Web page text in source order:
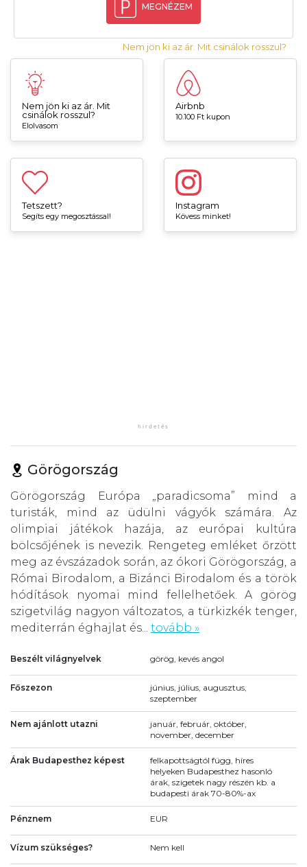
MEGNÉZEM
Nem jön ki az ár. Mit csinálok rosszul?
Nem jön ki az ár. Mit
csinálok rosszul?
Elolvasom
Airbnb
10.100 Ft kupon
Tetszett?
Segíts egy megosztással!
Instagram
Kövess minket!
Görögország
Görögország Európa „paradicsoma” mind a
turisták, mind az üdülni vágyók számára. Az
olimpiai játékok hazája, az európai kultúra
bölcsőjének is nevezik. Rengeteg emléket őrzött
meg az évszázadok során, az ókori Görögország, a
Római Birodalom, a Bizánci Birodalom és a török
hódítások nyomai mind fellelhetőek. A görög
szigetvilág nagyon változatos, a türkizkék tenger,
mediterrán éghajlat és... tovább »
Beszélt világnyelvek görög, kevés angol
Főszezon
június, július, augusztus,
szeptember
Nem ajánlott utazni
január, február, október,
november, december
Árak Budapesthez képest
felkapottságtól függ, híres
helyeken Budapesthez hasonló
árak, szigetek nagy részén kb. a
budapesti árak 70-80%-ax
Pénznem EUR
Vízum szükséges? Nem kell